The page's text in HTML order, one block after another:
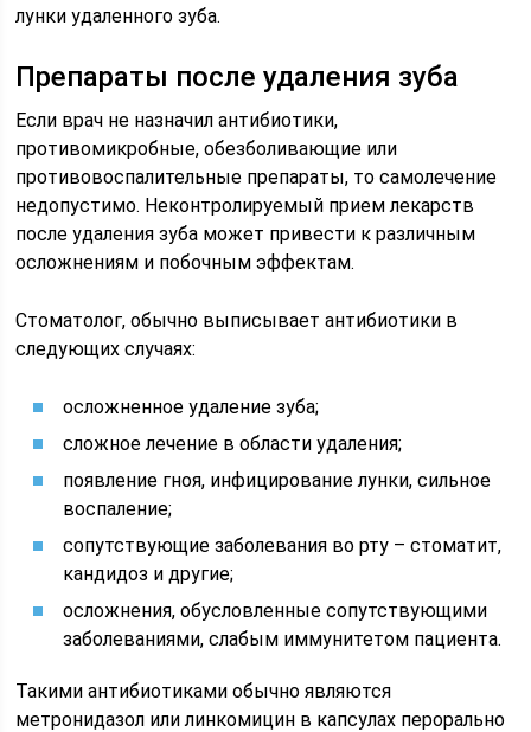
лунки удаленного зуба.
Препараты после удаления зуба
Если врач не назначил антибиотики,
противомикробные, обезболивающие или
противовоспалительные препараты, то самолечение
недопустимо. Неконтролируемый прием лекарств
после удаления зуба может привести к различным
осложнениям и побочным эффектам.
Стоматолог, обычно выписывает антибиотики в
следующих случаях:
осложненное удаление зуба;
сложное лечение в области удаления;
появление гноя, инфицирование лунки, сильное
воспаление;
сопутствующие заболевания во рту – стоматит,
кандидоз и другие;
осложнения, обусловленные сопутствующими
заболеваниями, слабым иммунитетом пациента.
Такими антибиотиками обычно являются
метронидазол или линкомицин в капсулах перорально